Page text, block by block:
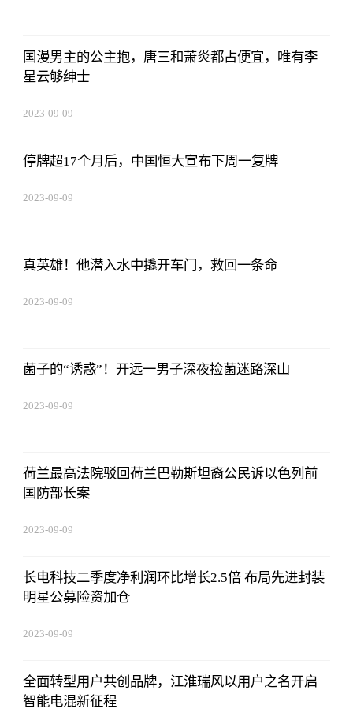
国漫男主的公主抱，唐三和萧炎都占便宜，唯有李
星云够绅士
2023-09-09
停牌超17个月后，中国恒大宣布下周一复牌
2023-09-09
真英雄！他潜入水中撬开车门，救回一条命
2023-09-09
菌子的“诱惑”！开远一男子深夜捡菌迷路深山
2023-09-09
荷兰最高法院驳回荷兰巴勒斯坦裔公民诉以色列前
国防部长案
2023-09-09
长电科技二季度净利润环比增长2.5倍 布局先进封装
明星公募险资加仓
2023-09-09
全面转型用户共创品牌，江淮瑞风以用户之名开启
智能电混新征程